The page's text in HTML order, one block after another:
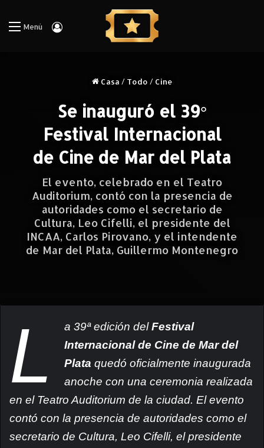
Menú Iniciar Sesión
Casa / Todo / Cine
Se inauguró el 39°
Festival Internacional
de Cine de Mar del Plata
El evento, celebrado en el Teatro
Auditorium, contó con la presencia de
autoridades como el secretario de
Cultura, Leo Cifelli, el presidente del
INCAA, Carlos Pirovano, y el intendente
de Mar del Plata, Guillermo Montenegro
L a 39ª edición delFestival
Internacional de Cine de Mar del
Plata quedó oficialmente inaugurada
anoche con una ceremonia realizada
en el Teatro Auditorium de la ciudad. El evento
contó con la presencia de autoridades como el
secretario de Cultura, Leo Cifelli, el presidente